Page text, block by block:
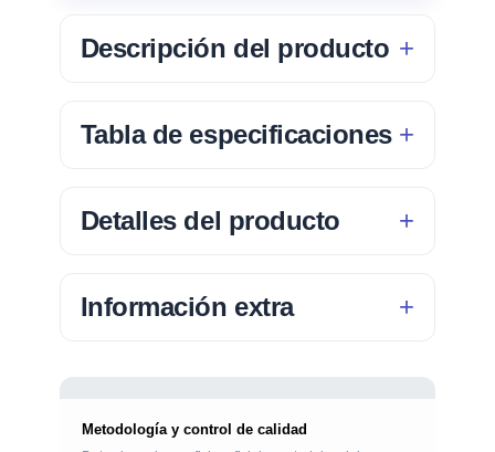
Descripción del producto
Tabla de especificaciones
Detalles del producto
Información extra
Metodología y control de calidad